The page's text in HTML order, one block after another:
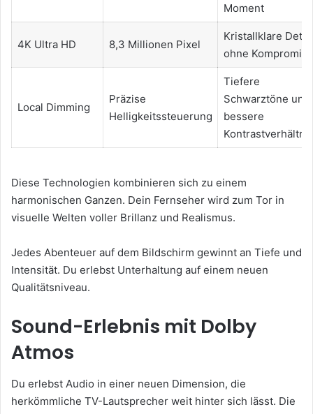
Moment
4K Ultra HD 8,3 Millionen Pixel
Kristallklare
ohne
Local Dimming
Präzise
Helligkeitssteuerung
Tiefere
Schwarztöne und
bessere
Diese Technologien kombinieren sich zu einem
harmonischen Ganzen. Dein Fernseher wird zum Tor in
visuelle Welten voller Brillanz und Realismus.
Jedes Abenteuer auf dem Bildschirm gewinnt an Tiefe und
Intensität. Du erlebst Unterhaltung auf einem neuen
Qualitätsniveau.
Sound-Erlebnis mit Dolby
Atmos
Du erlebst Audio in einer neuen Dimension, die
herkömmliche TV-Lautsprecher weit hinter sich lässt. Die